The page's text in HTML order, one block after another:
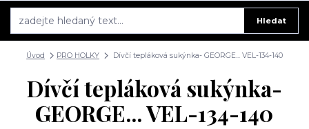
Hledat
Úvod PRO HOLKY Dívčí tepláková sukýnka- GEORGE... VEL-134-140
Dívčí tepláková sukýnka-
GEORGE... VEL-134-140